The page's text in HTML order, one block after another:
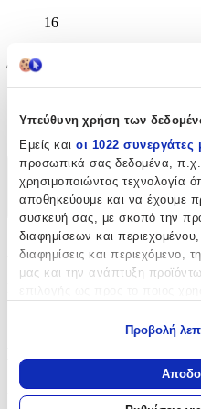
Υπεύθυνη χρήση των
Εμείς και οι 1022 συνεργάτες
προσωπικά σας δεδομένα, π.χ.
χρησιμοποιώντας τεχνολογία
αποθηκεύουμε και να έχουμε
συσκευή σας, με σκοπό την
διαφημίσεων και περιεχομένου,
διαφημίσεις και περιεχόμενο,
μας και την ανάπτυξη
Να συλλέξουμε
σας τοποθεσία, οι οποίες
απόσταση μερικών μέτρων
Προβολή
16
Ύψος:
Χαρακτηριστικά
Χαρακτηριστικά
Βασικά Χαρακτηριστικά
Χρώμα: